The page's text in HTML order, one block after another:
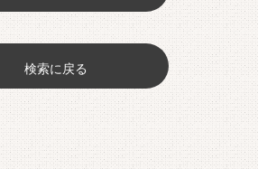
検索に戻る